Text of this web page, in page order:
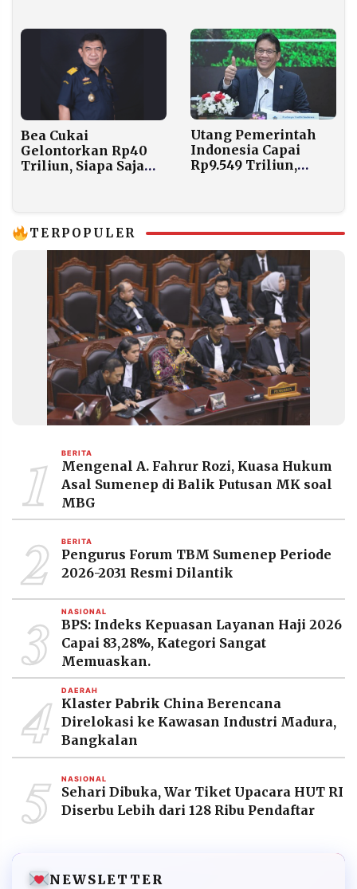
Jawaban Berbeda
Bea Cukai
Gelontorkan Rp40
Triliun, Siapa Saja
Utang Pemerintah
Indonesia Capai
Rp9.549 Triliun,
TERPOPULER
1 BERITA
Mengenal A. Fahrur Rozi, Kuasa Hukum
Asal Sumenep di Balik Putusan MK soal
MBG
2 BERITA
Pengurus Forum TBM Sumenep Periode
2026-2031 Resmi Dilantik
3 NASIONAL
BPS: Indeks Kepuasan Layanan Haji 2026
Capai 83,28%, Kategori Sangat
Memuaskan.
4 DAERAH
Klaster Pabrik China Berencana
Direlokasi ke Kawasan Industri Madura,
Bangkalan
5 NASIONAL
Sehari Dibuka, War Tiket Upacara HUT RI
Diserbu Lebih dari 128 Ribu Pendaftar
NEWSLETTER